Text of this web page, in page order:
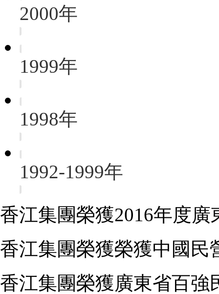
2000年
1999年
1998年
1992-1999年
香江集團榮獲2016年度
香江集團榮獲榮獲中國民
香江集團榮獲廣東省百強